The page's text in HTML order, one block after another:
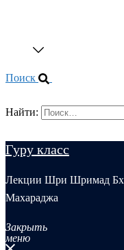
Поиск
Найти:
Гуру класс
Лекции Шри Шримад
Махараджа
Закрыть
меню